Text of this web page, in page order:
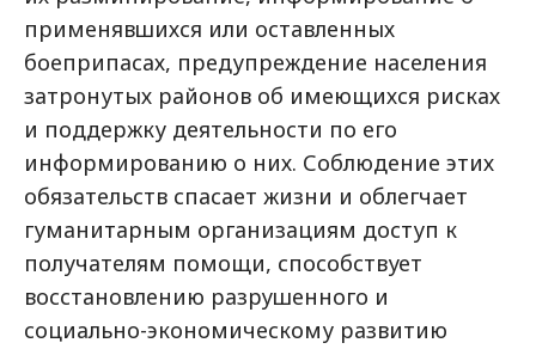
применявшихся или оставленных
боеприпасах, предупреждение населения
затронутых районов об имеющихся рисках
и поддержку деятельности по его
информированию о них. Соблюдение этих
обязательств спасает жизни и облегчает
гуманитарным организациям доступ к
получателям помощи, способствует
восстановлению разрушенного и
социально-экономическому развитию